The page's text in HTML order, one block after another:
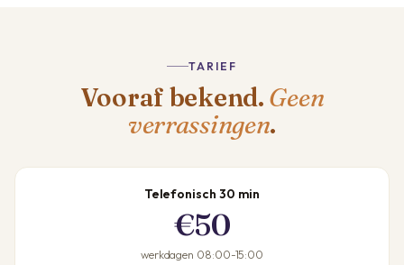
TARIEF
Vooraf bekend. Geen
verrassingen.
Telefonisch 30 min
€50
werkdagen 08:00-15:00